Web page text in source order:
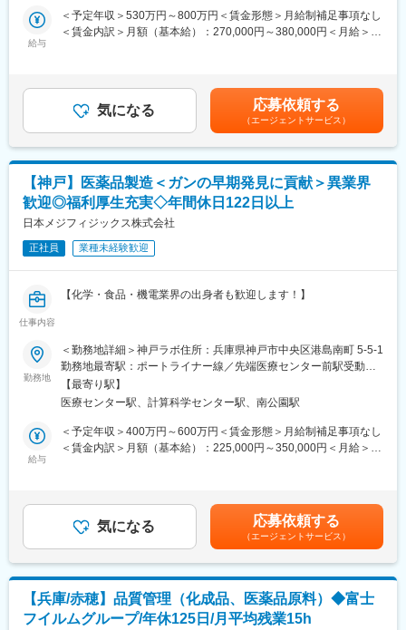
で広く認知され、世界の研究開発を支えています。2017年から富
士フイルムグループに入り富士フイルムと和光純薬のシナジー
・放射性医薬品の製造から出荷までの管理
・新製剤、新技術の導入／改善／改良
■当社について
SPECT・PETと呼ばれる核医学検査が主な事業分野です。これは
生体内の微妙な変化をとらえて画像化する「分子イメージング」
ルとなりましたが、当社は2005年に国内初のPET検査用放射性医
薬品の承認を取得し、全国に安定供給しています。
■業務概要・やりがい
放射性医薬品の製造、品質試験、製造から出荷までの管理をお任
せします。
出荷された薬は、その日のうちに患者さんに投与され検査が行わ
れます。その検査結果は癌の早期発見につながり、迅速な治療方
針の決定に影響を及ぼします。質の高い製品を作ることでより多
■勤務時間帯について
入社してから3年目までは2:00～または、8:00～シフト、 8:45～
シフトの3パターンとなり、4年目以降は、下記いずれかの勤務時
間で1勤務1週間ごとのローテーション勤務となります。※夜勤が
・22:00～6:30・0:00～8:30・3:30～12:00・2:00～10:30・21:30
～6:00・1:00～9:30・7:00～15:30・8:00～16:30
将来的には、リーダーとしてチーム体制を構築するなどマネジメ
ントを担って頂けることを期待してます。また、資格取得支援や
個々の経験や強み弱みを振り返り、本人の適性や意欲、キャリア
選好等を踏まえ、キャリアプランを一緒に形成し、個々のキャリ
アプランに合わせた環境を提供する制度もあります。
変更の範囲：会社の定める業務
給与
＜予定年収＞530万円～800万円＜賃金形態＞月給制補足事項なし
＜賃金内訳＞月額（基本給）：270,000円～380,000円＜月給＞
績のターゲット100％達成の場合支給■昇給：年1回
気になる 応募依頼する
（エージェントサービス）
【神戸】医薬品製造＜ガンの早期発見に貢献＞異業界
歓迎◎福利厚生充実◇年間休日122日以上
日本メジフィジックス株式会社
正社員 業種未経験歓迎
仕事内容
【化学・食品・機電業界の出身者も歓迎します！】
今回は、放射性医薬品の製造職を募集します。
■医薬品原料生成のための機械（サイクロン）の操作・管理
■医薬品原料を合成装置にて製剤化
■出荷のための包装及び梱包
■生産業務にかかる文書作成
■生産工程や生産業務の効率化・改良改善活動
■製造所の管理（各種試薬や備品等の管理）
のローテーション勤務となります。
22:00～翌6:30、0:00～8:30、3:30～12:00、2:00～10:30、21:30
～翌6:00、1:00～9:30、7:00～15:30、8:00～16:30、6:00～
・配属先ラボによりシフトは異なります。
・出荷時間/作業内容の変更に伴い、業務上シフトがごくまれに変
更となる場合がございます。
勤務地
＜勤務地詳細＞神戸ラボ住所：兵庫県神戸市中央区港島南町 5-5-1
勤務地最寄駅：ポートライナー線／先端医療センター前駅受動喫
煙対策：屋内全面禁煙変更の範囲：会社の定める事業所
【最寄り駅】
医療センター駅、計算科学センター駅、南公園駅
給与
＜予定年収＞400万円～600万円＜賃金形態＞月給制補足事項なし
＜賃金内訳＞月額（基本給）：225,000円～350,000円＜月給＞
績のターゲット100％達成の場合支給■昇給：年1回賃金はあくま
でも目安の金額であり、選考を通じて上下する可能性がありま
す。月給(月額)は固定手当を含めた表記です。
気になる 応募依頼する
（エージェントサービス）
【兵庫/赤穂】品質管理（化成品、医薬品原料）◆富士
フイルムグループ/年休125日/月平均残業15h